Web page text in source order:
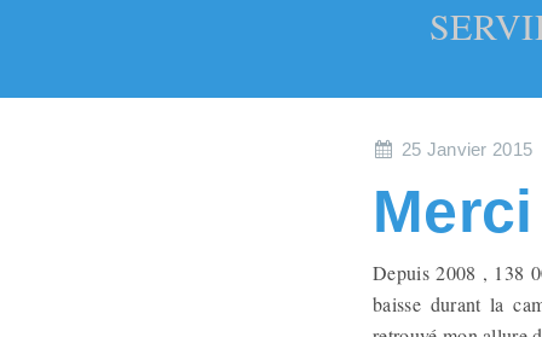
25 Janvier 2015
Depuis 2008 , 138
baisse durant la